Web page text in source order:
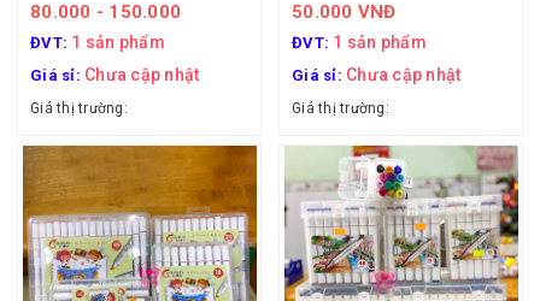
80.000 - 150.000
ĐVT: 1 sản phẩm
Giá sỉ: Chưa cập nhật
Giá thị trường:
50.000 VNĐ
ĐVT: 1 sản phẩm
Giá sỉ: Chưa cập nhật
Giá thị trường: